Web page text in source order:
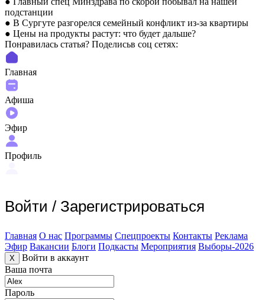
подстанции
● В Сургуте разгорелся семейный конфликт из-за квартиры
● Цены на продукты растут: что будет дальше?
Понравилась статья? Поделиcьв соц сетях:
Главная
Афиша
Эфир
Профиль
Войти / Зарегистрироваться
Главная О нас Программы Спецпроекты Контакты Реклама
Эфир Вакансии Блоги Подкасты Мероприятия Выборы-2026
X
Войти в аккаунт
Ваша почта
Пароль